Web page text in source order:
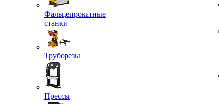
Фальцепрокатные
станки
Труборезы
Прессы